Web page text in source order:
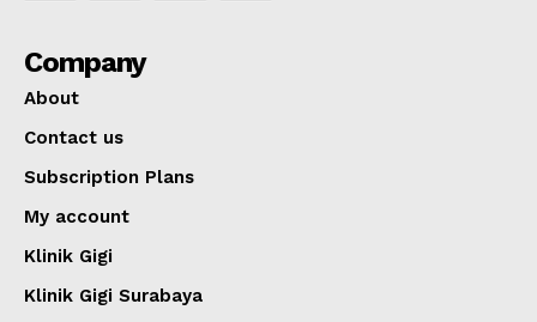
Company
About
Contact us
Subscription Plans
My account
Klinik Gigi
Klinik Gigi Surabaya